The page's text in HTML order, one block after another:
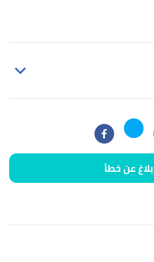
ابن حبان، عن أنس بن مالك،
على الصحيحين، عن عبد
عن خطأ